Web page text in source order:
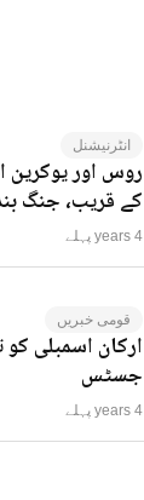
انٹرنیشنل
روس اور یوکرین
کے قریب، جنگ
4 years پہلے
قومی خبریں
ارکان اسمبلی
جسٹس
4 years پہلے